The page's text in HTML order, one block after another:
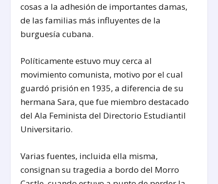
cosas a la adhesión de importantes damas,
de las familias más influyentes de la
burguesía cubana.
Políticamente estuvo muy cerca al
movimiento comunista, motivo por el cual
guardó prisión en 1935, a diferencia de su
hermana Sara, que fue miembro destacado
del Ala Feminista del Directorio Estudiantil
Universitario.
Varias fuentes, incluida ella misma,
consignan su tragedia a bordo del Morro